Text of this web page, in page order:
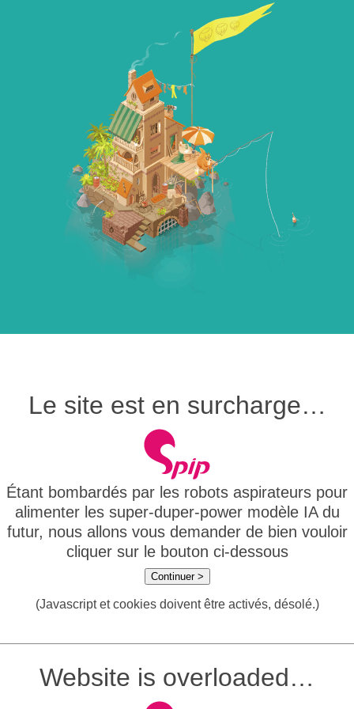
Le site est en surcharge…
Étant bombardés par les robots aspirateurs pour
alimenter les super-duper-power modèle IA du
futur, nous allons vous demander de bien vouloir
cliquer sur le bouton ci-dessous
Continuer >
(Javascript et cookies doivent être activés, désolé.)
Website is overloaded…